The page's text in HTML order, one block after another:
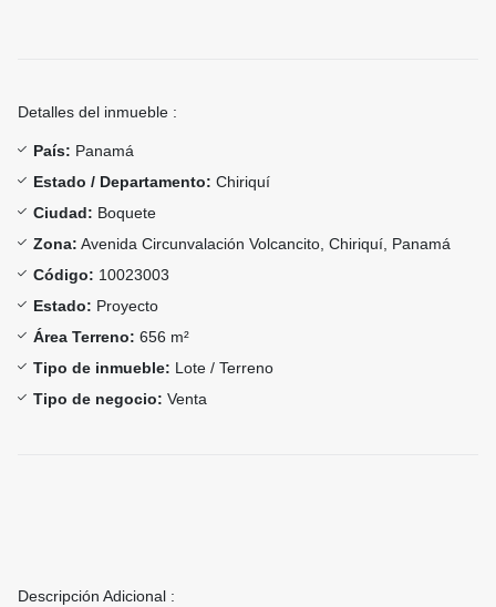
Detalles del inmueble :
País: Panamá
Estado / Departamento: Chiriquí
Ciudad: Boquete
Zona: Avenida Circunvalación Volcancito, Chiriquí, Panamá
Código: 10023003
Estado: Proyecto
Área Terreno: 656 m²
Tipo de inmueble: Lote / Terreno
Tipo de negocio: Venta
Descripción Adicional :